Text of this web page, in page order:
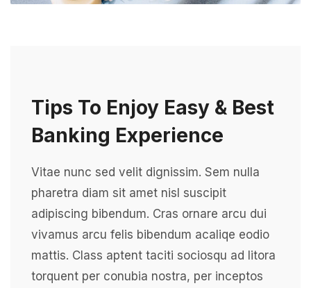
Tips To Enjoy Easy & Best
Banking Experience
Vitae nunc sed velit dignissim. Sem nulla
pharetra diam sit amet nisl suscipit
adipiscing bibendum. Cras ornare arcu dui
vivamus arcu felis bibendum acaliqe eodio
mattis. Class aptent taciti sociosqu ad litora
torquent per conubia nostra, per inceptos